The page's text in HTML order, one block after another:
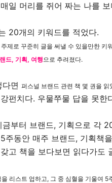
일 머리를 쥐어 짜는 나를 보
20개의 키워드를 적었다.
제로 꾸준히 글을 써낼 수 있을만한 키
드, 기획, 여행으로 추려졌다.
면 퍼스널 브랜드 관련 책 몇 권을
펀치다. 우물쭈물 답을 못한
금부터 브랜드, 기획으로 각
주동안 매주 브랜드, 기획책
고 책을 보다보면 읽다가도
리스트 업하고, 그 중 심혈을 기울여 5